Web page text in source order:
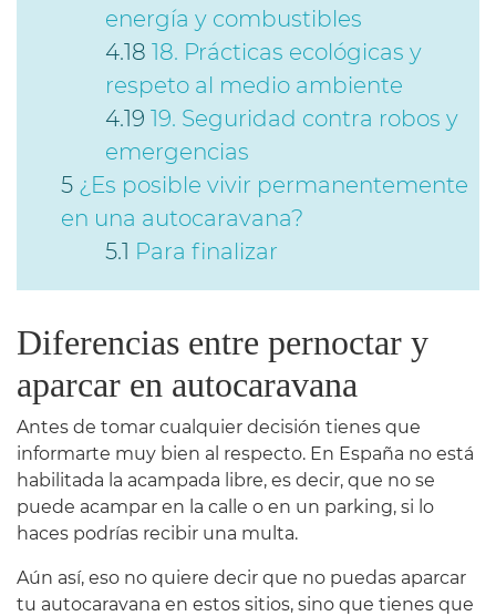
energía y combustibles
18. Prácticas ecológicas y
respeto al medio ambiente
19. Seguridad contra robos y
emergencias
¿Es posible vivir permanentemente
en una autocaravana?
Para finalizar
Diferencias entre pernoctar y
aparcar en autocaravana
Antes de tomar cualquier decisión tienes que
informarte muy bien al respecto. En España no está
habilitada la acampada libre, es decir, que no se
puede acampar en la calle o en un parking, si lo
haces podrías recibir una multa.
Aún así, eso no quiere decir que no puedas aparcar
tu autocaravana en estos sitios, sino que tienes que